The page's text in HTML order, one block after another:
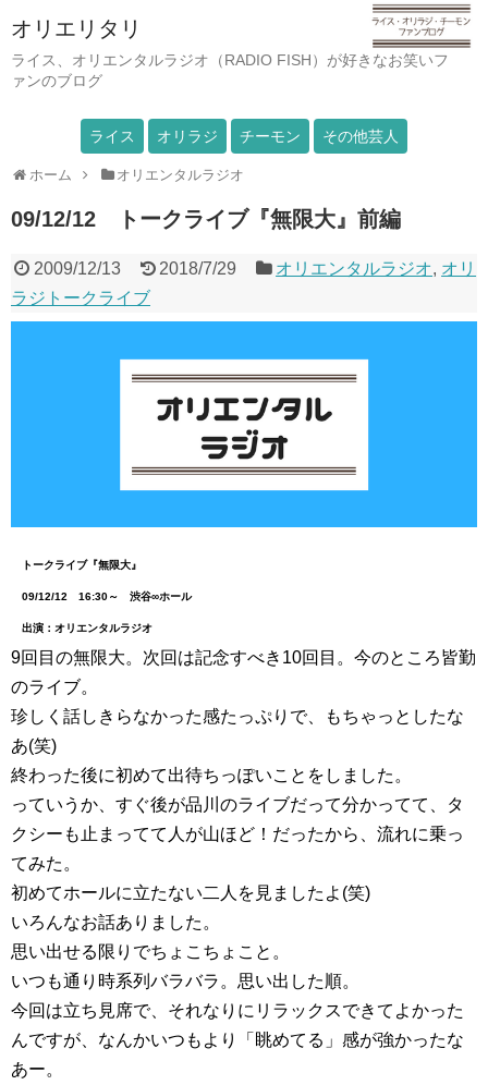
オリエリタリ
ライス、オリエンタルラジオ（RADIO FISH）が好きなお笑いフ
ァンのブログ
ライス オリラジ チーモン その他芸人
ホーム オリエンタルラジオ
09/12/12 トークライブ『無限大』前編
2009/12/13 2018/7/29 オリエンタルラジオ, オリ
ラジトークライブ
トークライブ『無限大』
09/12/12 16:30～ 渋谷∞ホール
出演：オリエンタルラジオ
9回目の無限大。次回は記念すべき10回目。今のところ皆勤
のライブ。
珍しく話しきらなかった感たっぷりで、もちゃっとしたな
あ(笑)
終わった後に初めて出待ちっぽいことをしました。
っていうか、すぐ後が品川のライブだって分かってて、タ
クシーも止まってて人が山ほど！だったから、流れに乗っ
てみた。
初めてホールに立たない二人を見ましたよ(笑)
いろんなお話ありました。
思い出せる限りでちょこちょこと。
いつも通り時系列バラバラ。思い出した順。
今回は立ち見席で、それなりにリラックスできてよかった
んですが、なんかいつもより「眺めてる」感が強かったな
あー。